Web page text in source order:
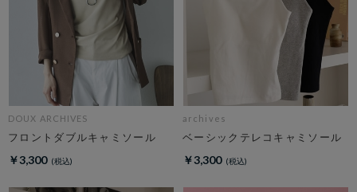
DOUX ARCHIVES
フロントダブルキャミソール
￥3,300
archives
ベーシックテレコキャミソール
￥3,300